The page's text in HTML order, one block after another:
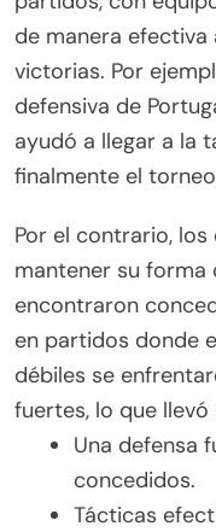
de manera efectiva
victorias. Por
defensiva de
ayudó a llegar a la
finalmente el
Por el contrario,
mantener su forma
encontraron
en partidos donde
débiles se
fuertes, lo que
Una defensa
concedidos.
Tácticas